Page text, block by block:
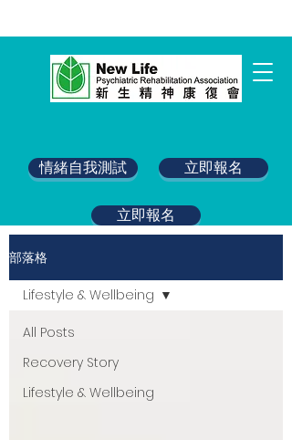
情緒自我測試 立即報名
立即報名
部落格
All Posts
Recovery Story
Lifestyle & Wellbeing
Lifestyle & Wellbeing